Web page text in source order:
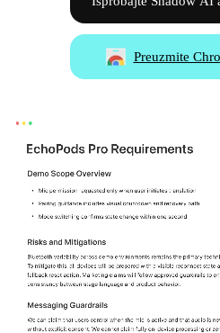
Preuzmite